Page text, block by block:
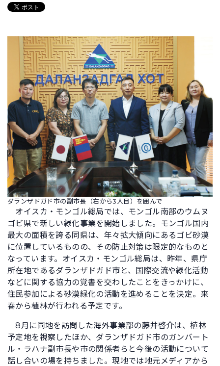
ダランザドガド市の副市長（右から3人目）を囲んで
オイスカ・モンゴル総局では、モンゴル南部のウムヌ
ゴビ県で新しい緑化事業を開始しました。モンゴル国内
最大の面積を誇る同県は、年々拡大傾向にあるゴビ砂漠
に位置しているものの、その防止対策は限定的なものと
なっています。オイスカ・モンゴル総局は、昨年、県庁
所在地であるダランザドガド市と、国際交流や緑化活動
などに関する協力の覚書を交わしたことをきっかけに、
住民参加による砂漠緑化の活動を進めることを決定。来
春から植林が行われる予定です。
8月に同地を訪問した海外事業部の藤井啓介は、植林
予定地を視察したほか、ダランザドガド市のガンバート
ル・ラハナ副市長や市の関係者らと今後の活動について
話し合いの場を持ちました。現地では地元メディアから